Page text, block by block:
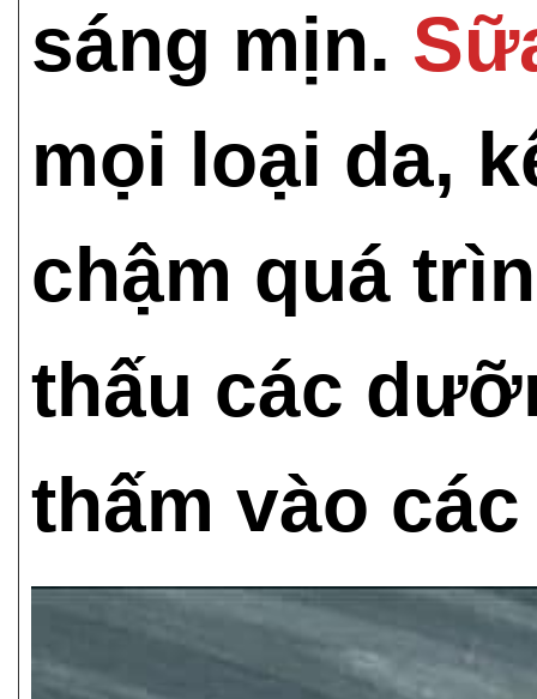
sáng mịn.
mọi loại da,
chậm quá
thấu các
thấm vào